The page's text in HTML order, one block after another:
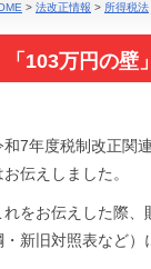
> 法改正情報 > 所得税法
「103万円の
和7年度税制改正関
お伝えしました。
れをお伝えした際
・新旧対照表など）